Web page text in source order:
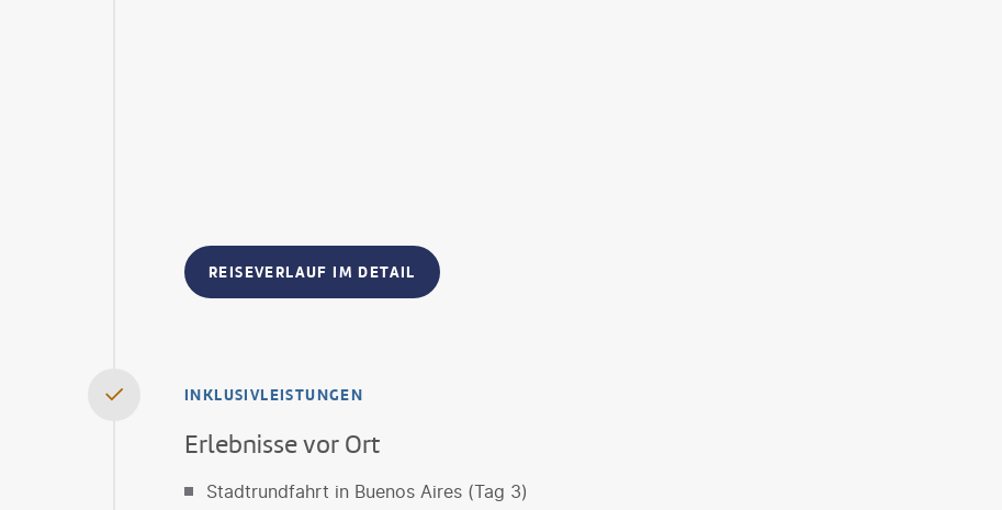
REISEVERLAUF IM DETAIL
INKLUSIVLEISTUNGEN
Erlebnisse vor Ort
Stadtrundfahrt in Buenos Aires (Tag 3)